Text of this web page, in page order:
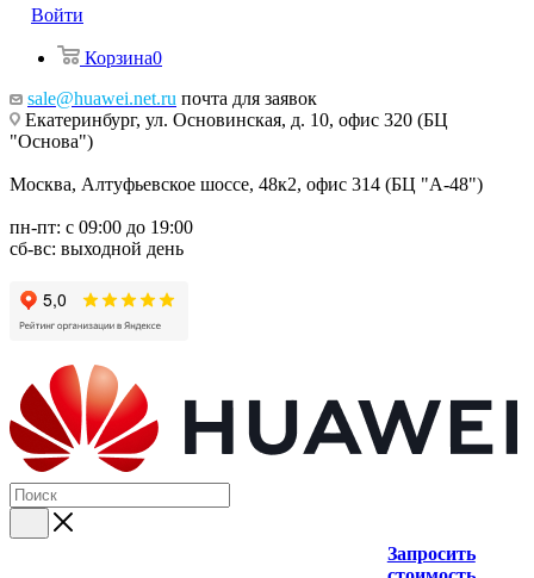
Войти
Корзина0
sale@huawei.net.ru почта для заявок
Екатеринбург, ул. Основинская, д. 10, офис 320 (БЦ
"Основа")
Москва, Алтуфьевское шоссе, 48к2, офис 314 (БЦ "А-48")
пн-пт: с 09:00 до 19:00
сб-вс: выходной день
Запросить